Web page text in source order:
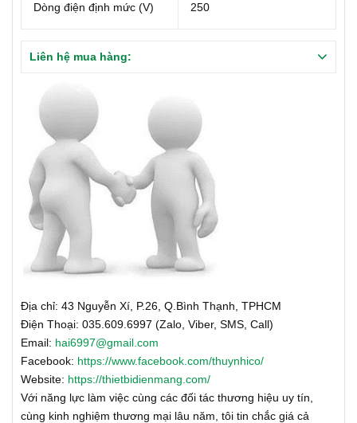
Dòng điện định mức (V) 250
Liên hệ mua hàng:
Địa chỉ: 43 Nguyễn Xí, P.26, Q.Bình Thạnh, TPHCM
Điện Thoại: 035.609.6997 (Zalo, Viber, SMS, Call)
Email: hai6997@gmail.com
Facebook: https://www.facebook.com/thuynhico/
Website: https://thietbidienmang.com/
Với năng lực làm việc cùng các đối tác thương hiệu uy tín,
cùng kinh nghiệm thương mại lâu năm, tôi tin chắc giá cả